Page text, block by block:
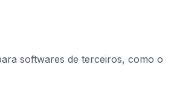
softwares de terceiros, como o